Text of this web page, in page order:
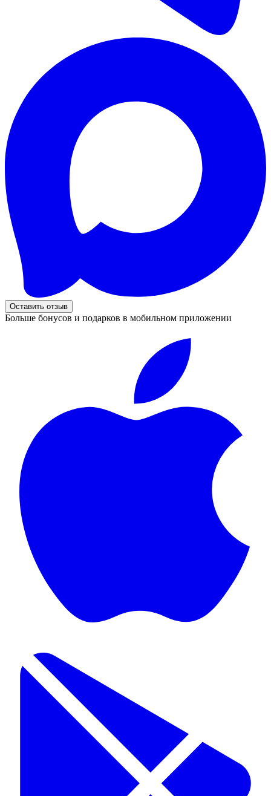
Оставить отзыв
Больше бонусов и подарков в мобильном приложении